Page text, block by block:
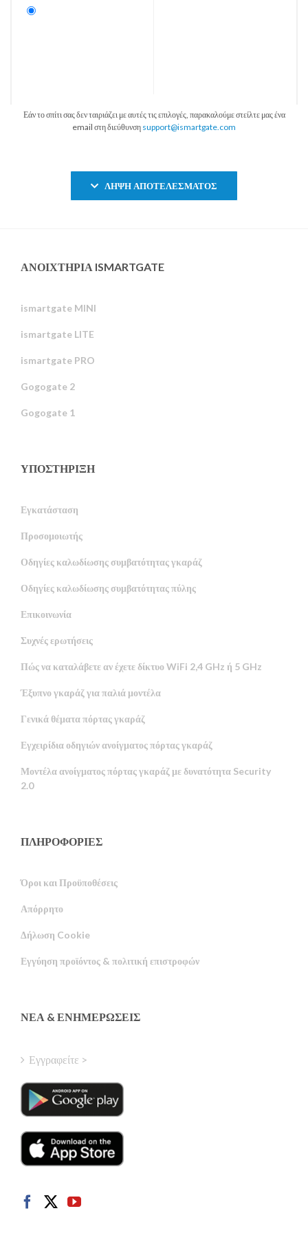
Εάν το σπίτι σας δεν ταιριάζει με αυτές τις επιλογές, παρακαλούμε στείλτε μας ένα
email στη διεύθυνση support@ismartgate.com
ΛΉΨΗ ΑΠΟΤΕΛΈΣΜΑΤΟΣ
ΑΝΟΙΧΤΉΡΙΑ ISMARTGATE
ismartgate MINI
ismartgate LITE
ismartgate PRO
Gogogate 2
Gogogate 1
ΥΠΟΣΤΉΡΙΞΗ
Εγκατάσταση
Προσομοιωτής
Οδηγίες καλωδίωσης συμβατότητας γκαράζ
Οδηγίες καλωδίωσης συμβατότητας πύλης
Επικοινωνία
Συχνές ερωτήσεις
Πώς να καταλάβετε αν έχετε δίκτυο WiFi 2,4 GHz ή 5 GHz
Έξυπνο γκαράζ για παλιά μοντέλα
Γενικά θέματα πόρτας γκαράζ
Εγχειρίδια οδηγιών ανοίγματος πόρτας γκαράζ
Μοντέλα ανοίγματος πόρτας γκαράζ με δυνατότητα Security
2.0
ΠΛΗΡΟΦΟΡΙΕΣ
Όροι και Προϋποθέσεις
Απόρρητο
Δήλωση Cookie
Εγγύηση προϊόντος & πολιτική επιστροφών
ΝΈΑ & ΕΝΗΜΕΡΏΣΕΙΣ
Εγγραφείτε >